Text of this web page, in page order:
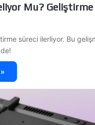
Mu? Geliştirme
süreci ilerliyor. Bu